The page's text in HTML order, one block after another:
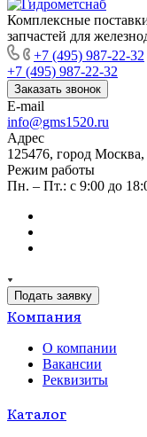
Комплексные
запчастей для
+7 (495) 987-22-32
+7 (495) 987-22-32
Заказать звонок
E-mail
info@gms1520.ru
Адрес
125476, город
Режим работы
Пн. – Пт.: с 9:00 до
Подать заявку
Компания
О компании
Вакансии
Реквизиты
Каталог